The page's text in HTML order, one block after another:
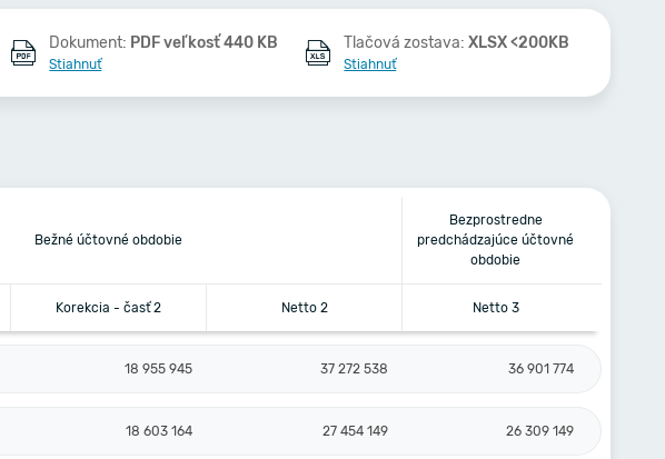
Dokument: PDF veľkosť 440 KB
Stiahnuť
Tlačová zostava:XLSX <200KB
Stiahnuť
Bežné účtovné obdobie
Bezprostredne
predchádzajúce účtovné
obdobie
Korekcia - časť 2 Netto 2 Netto 3
18 955 945 37 272 538 36 901 774
18 603 164 27 454 149 26 309 149